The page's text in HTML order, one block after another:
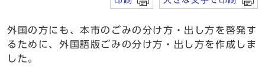
外国の方にも、本市のごみの分け方・出し方を啓発す
るために、外国語版ごみの分け方・出し方を作成しま
した。